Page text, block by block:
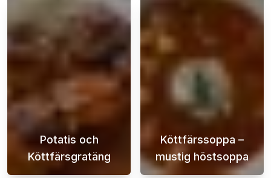
Potatis och
Köttfärsgratäng
Potatis- och köttfärsgratäng är en
Köttfärssoppa –
mustig höstsoppa
Hösten är